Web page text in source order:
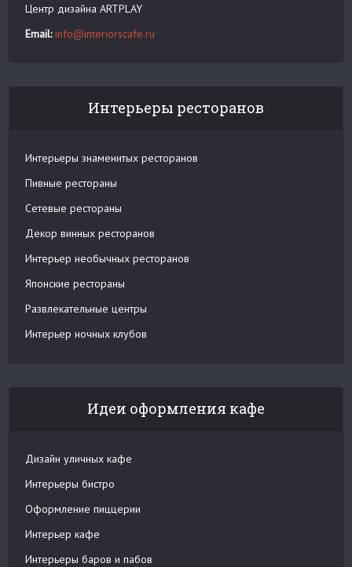
Центр дизайна ARTPLAY
Email: info@interiorscafe.ru
Интерьеры ресторанов
Интерьеры знаменитых ресторанов
Пивные рестораны
Сетевые рестораны
Декор винных ресторанов
Интерьер необычных ресторанов
Японские рестораны
Развлекательные центры
Интерьер ночных клубов
Идеи оформления кафе
Дизайн уличных кафе
Интерьеры бистро
Оформление пиццерии
Интерьер кафе
Интерьеры баров и пабов